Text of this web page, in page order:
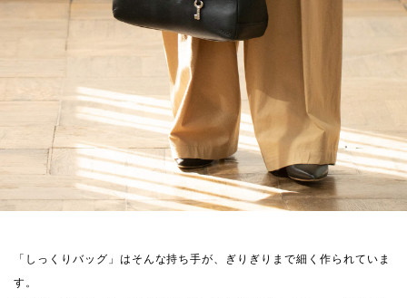
「しっくりバッグ」はそんな持ち手が、ぎりぎりまで細く作られていま
す。